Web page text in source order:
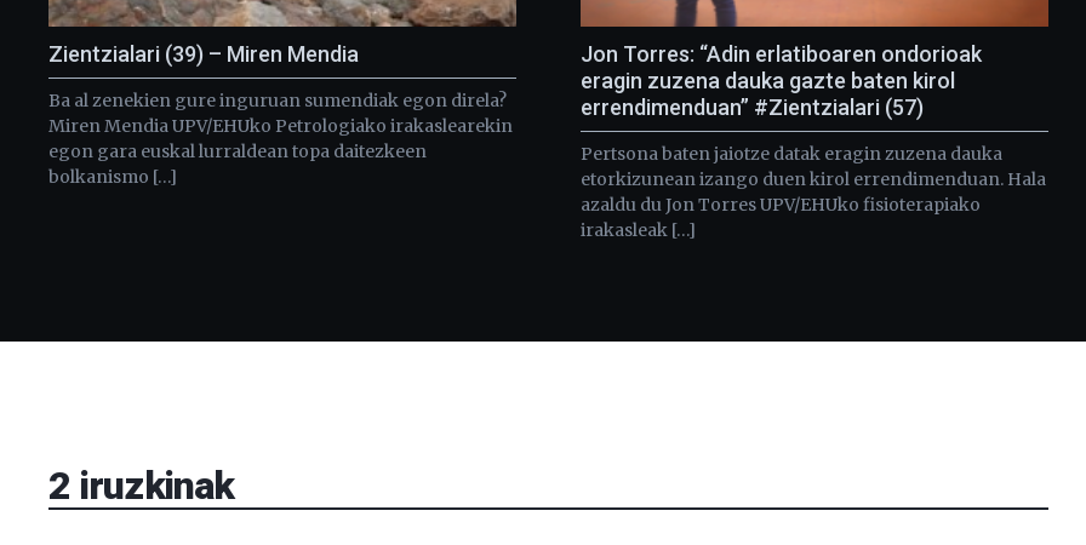
Zientzialari (39) – Miren Mendia
Ba al zenekien gure inguruan sumendiak egon direla?
Miren Mendia UPV/EHUko Petrologiako irakaslearekin
egon gara euskal lurraldean topa daitezkeen
bolkanismo […]
Jon Torres: “Adin erlatiboaren ondorioak
eragin zuzena dauka gazte baten kirol
errendimenduan” #Zientzialari (57)
Pertsona baten jaiotze datak eragin zuzena dauka
etorkizunean izango duen kirol errendimenduan. Hala
azaldu du Jon Torres UPV/EHUko fisioterapiako
irakasleak […]
2 iruzkinak